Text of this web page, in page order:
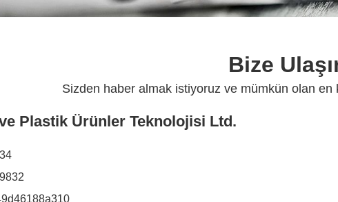
Bize
Sizden haber almak istiyoruz ve mümkün olan en
Plastik Ürünler Teknolojisi Ltd.